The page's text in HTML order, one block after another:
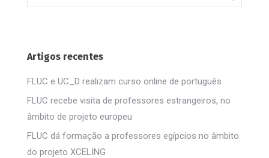
Artigos recentes
FLUC e UC_D realizam curso online de português
FLUC recebe visita de professores estrangeiros, no
âmbito de projeto europeu
FLUC dá formação a professores egípcios no âmbito
do projeto XCELING